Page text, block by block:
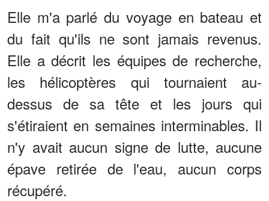
Elle m'a parlé du voyage en bateau et
du fait qu'ils ne sont jamais revenus.
Elle a décrit les équipes de recherche,
les hélicoptères qui tournaient au-
dessus de sa tête et les jours qui
s'étiraient en semaines interminables. Il
n'y avait aucun signe de lutte, aucune
épave retirée de l'eau, aucun corps
récupéré.